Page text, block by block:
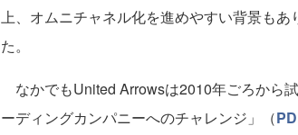
上、オムニチャネル化を進めやすい背景も
た。
なかでもUnited Arrowsは2010年ごろから
ーディングカンパニーへのチャレンジ」（